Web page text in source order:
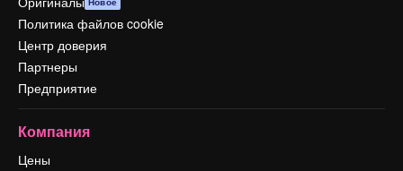
Политика файлов cookie
Центр доверия
Партнеры
Предприятие
Компания
Цены